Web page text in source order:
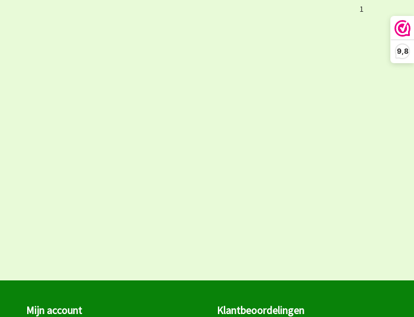
9,8
1
Mijn account Klantbeoordelingen